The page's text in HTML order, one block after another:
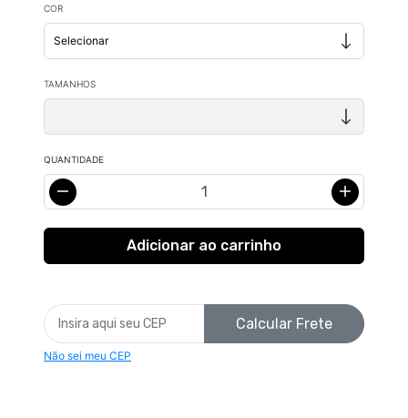
COR
TAMANHOS
QUANTIDADE
Calcular Frete
Não sei meu CEP